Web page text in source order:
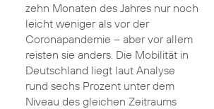
zehn Monaten des Jahres nur noch
leicht weniger als vor der
Coronapandemie – aber vor allem
reisten sie anders. Die Mobilität in
Deutschland liegt laut Analyse
rund sechs Prozent unter dem
Niveau des gleichen Zeitraums